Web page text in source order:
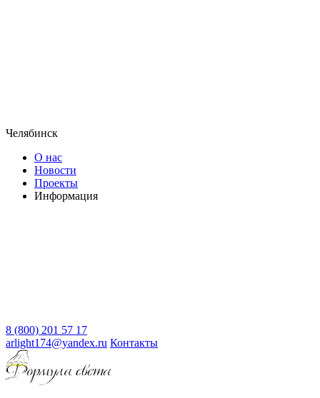
Челябинск
О нас
Новости
Проекты
Информация
8 (800) 201 57 17
arlight174@yandex.ru Контакты